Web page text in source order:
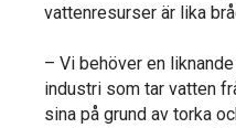
vattenresurser är lika
– Vi behöver en
industri som tar vatten
sina på grund av torka